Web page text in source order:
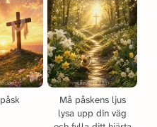
Må påskens ljus
lysa upp din väg